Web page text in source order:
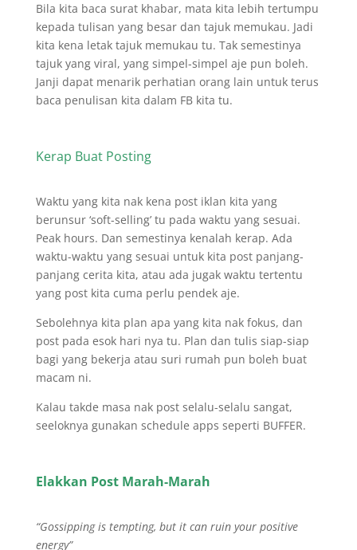
Bila kita baca surat khabar, mata kita lebih tertumpu
kepada tulisan yang besar dan tajuk memukau. Jadi
kita kena letak tajuk memukau tu. Tak semestinya
tajuk yang viral, yang simpel-simpel aje pun boleh.
Janji dapat menarik perhatian orang lain untuk terus
baca penulisan kita dalam FB kita tu.
Kerap Buat Posting
Waktu yang kita nak kena post iklan kita yang
berunsur ‘soft-selling’ tu pada waktu yang sesuai.
Peak hours. Dan semestinya kenalah kerap. Ada
waktu-waktu yang sesuai untuk kita post panjang-
panjang cerita kita, atau ada jugak waktu tertentu
yang post kita cuma perlu pendek aje.
Sebolehnya kita plan apa yang kita nak fokus, dan
post pada esok hari nya tu. Plan dan tulis siap-siap
bagi yang bekerja atau suri rumah pun boleh buat
macam ni.
Kalau takde masa nak post selalu-selalu sangat,
seeloknya gunakan schedule apps seperti BUFFER.
Elakkan Post Marah-Marah
“Gossipping is tempting, but it can ruin your positive
energy”